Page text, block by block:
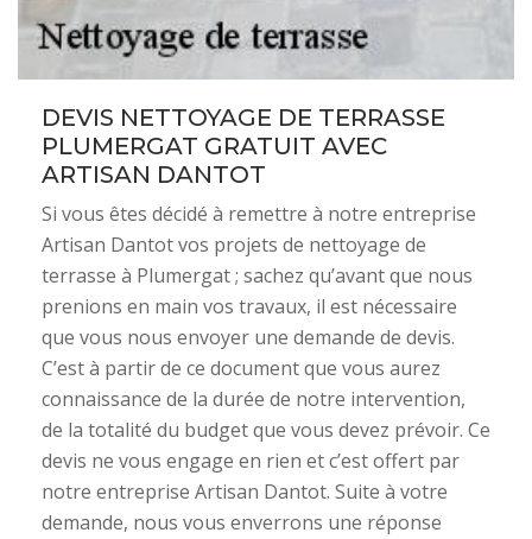
DEVIS NETTOYAGE DE TERRASSE
PLUMERGAT GRATUIT AVEC
ARTISAN DANTOT
Si vous êtes décidé à remettre à notre entreprise
Artisan Dantot vos projets de nettoyage de
terrasse à Plumergat ; sachez qu’avant que nous
prenions en main vos travaux, il est nécessaire
que vous nous envoyer une demande de devis.
C’est à partir de ce document que vous aurez
connaissance de la durée de notre intervention,
de la totalité du budget que vous devez prévoir. Ce
devis ne vous engage en rien et c’est offert par
notre entreprise Artisan Dantot. Suite à votre
demande, nous vous enverrons une réponse